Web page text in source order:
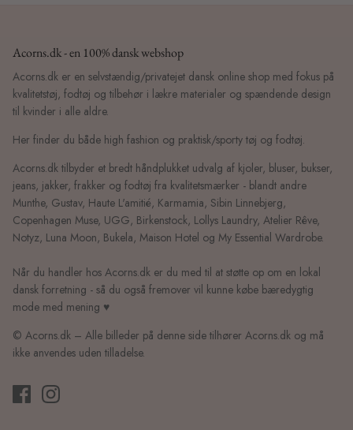
Acorns.dk - en 100% dansk webshop
Acorns.dk er en selvstændig/privatejet dansk online shop med fokus på
kvalitetstøj, fodtøj og tilbehør i lækre materialer og spændende design
til kvinder i alle aldre.
Her finder du både high fashion og praktisk/sporty tøj og fodtøj.
Acorns.dk tilbyder et bredt håndplukket udvalg af kjoler, bluser, bukser,
jeans, jakker, frakker og fodtøj fra kvalitetsmærker - blandt andre
Munthe, Gustav, Haute L'amitié, Karmamia, Sibin Linnebjerg,
Copenhagen Muse, UGG, Birkenstock, Lollys Laundry, Atelier Rêve,
Notyz, Luna Moon, Bukela, Maison Hotel og My Essential Wardrobe.
Når du handler hos Acorns.dk er du med til at støtte op om en lokal
dansk forretning - så du også fremover vil kunne købe bæredygtig
mode med mening ♥
© Acorns.dk – Alle billeder på denne side tilhører Acorns.dk og må
ikke anvendes uden tilladelse.